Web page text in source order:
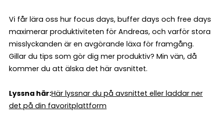
Vi får lära oss hur focus days, buffer days och free days
maximerar produktiviteten för Andreas, och varför stora
misslyckanden är en avgörande läxa för framgång.
Gillar du tips som gör dig mer produktiv? Min vän, då
kommer du att älska det här avsnittet.
Lyssna här:Här lyssnar du på avsnittet eller laddar ner
det på din favoritplattform